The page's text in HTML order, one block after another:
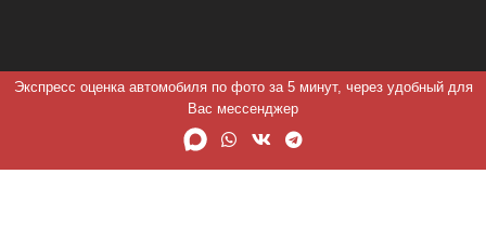
Экспресс оценка автомобиля по фото за 5 минут, через удобный для
Вас мессенджер